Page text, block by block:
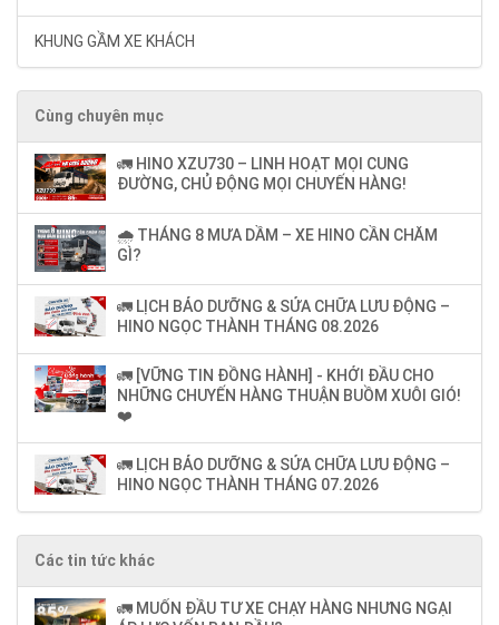
KHUNG GẦM XE KHÁCH
Cùng chuyên mục
🚛 HINO XZU730 – LINH HOẠT MỌI CUNG
ĐƯỜNG, CHỦ ĐỘNG MỌI CHUYẾN HÀNG!
🌧️ THÁNG 8 MƯA DẦM – XE HINO CẦN CHĂM
GÌ?
🚛 LỊCH BẢO DƯỠNG & SỬA CHỮA LƯU ĐỘNG –
HINO NGỌC THÀNH THÁNG 08.2026
🚛 [VỮNG TIN ĐỒNG HÀNH] - KHỞI ĐẦU CHO
NHỮNG CHUYẾN HÀNG THUẬN BUỒM XUÔI GIÓ!
❤️
🚛 LỊCH BẢO DƯỠNG & SỬA CHỮA LƯU ĐỘNG –
HINO NGỌC THÀNH THÁNG 07.2026
Các tin tức khác
🚛 MUỐN ĐẦU TƯ XE CHẠY HÀNG NHƯNG NGẠI